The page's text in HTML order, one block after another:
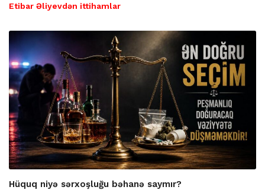
Etibar Əliyevdən ittihamlar
Hüquq niyə sərxoşluğu bəhanə saymır?